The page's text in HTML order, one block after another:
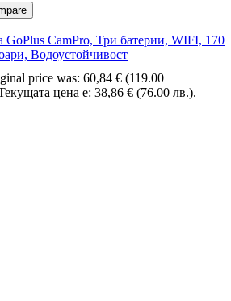
CamPro, Три батерии, WIFI, 170
Водоустойчивост
price was: 60,84 € (119.00
цена е: 38,86 € (76.00 лв.).